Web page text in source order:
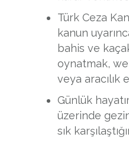
Türk Ceza
kanun
bahis ve
oynatmak,
veya aracılık
Günlük
üzerinde
sık